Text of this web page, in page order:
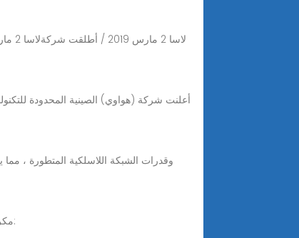
هواوي ITS1000M غرفة الاتصالات الخارجية محطة الاتصالات القاعدية نظام دفع الرسوم عالية السرعة ETC مكرس مكيف الهواء وقت التنفيذ: